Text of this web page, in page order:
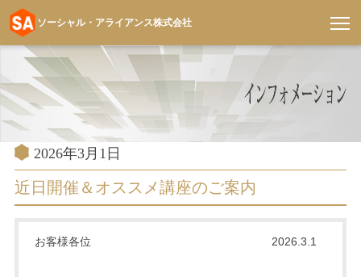
テ
ン
ソーシャル・アライアンス株式会社
投
稿
日:
2026年3月1日
近日開催＆オススメ講座のご案内
お客様各位 2026.3.1